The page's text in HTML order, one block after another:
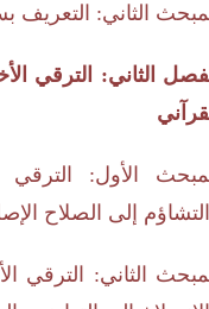
الثاني: التعريف
الثاني: الترقي
الأول: الترقي
إلى الصلاح
الثاني: الترقي